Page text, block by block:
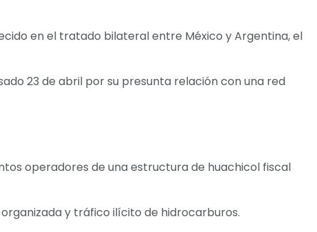
en el tratado bilateral entre México y Argentina, el
23 de abril por su presunta relación con una red
operadores de una estructura de huachicol fiscal
y tráfico ilícito de hidrocarburos.